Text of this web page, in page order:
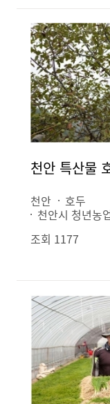
천안 특산물
천안
호두
천안시 청년농
조회 1177